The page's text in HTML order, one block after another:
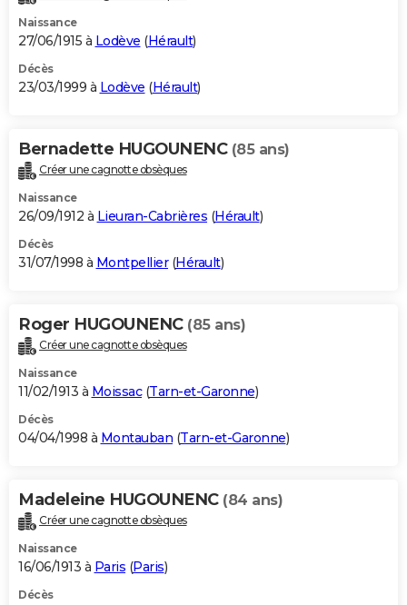
Naissance
27/06/1915 à Lodève (Hérault)
Décès
23/03/1999 à Lodève (Hérault)
Bernadette HUGOUNENC (85 ans)
Créer une cagnotte obsèques
Naissance
26/09/1912 à Lieuran-Cabrières (Hérault)
Décès
31/07/1998 à Montpellier(Hérault)
Roger HUGOUNENC (85 ans)
Créer une cagnotte obsèques
Naissance
11/02/1913 à Moissac(Tarn-et-Garonne)
Décès
04/04/1998 à Montauban (Tarn-et-Garonne)
Madeleine HUGOUNENC (84 ans)
Créer une cagnotte obsèques
Naissance
16/06/1913 à Paris (Paris)
Décès